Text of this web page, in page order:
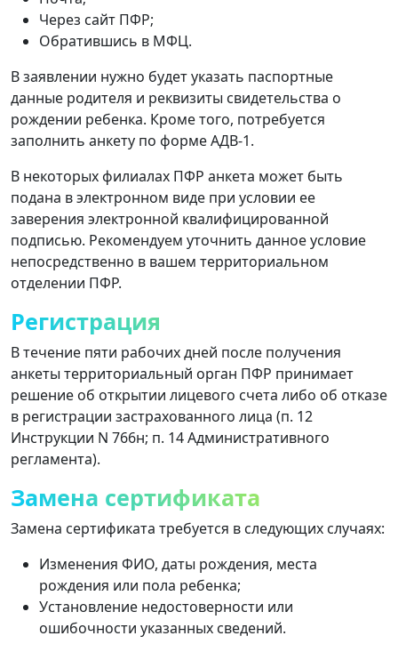
Через сайт ПФР;
Обратившись в МФЦ.
В заявлении нужно будет указать паспортные
данные родителя и реквизиты свидетельства о
рождении ребенка. Кроме того, потребуется
заполнить анкету по форме АДВ-1.
В некоторых филиалах ПФР анкета может быть
подана в электронном виде при условии ее
заверения электронной квалифицированной
подписью. Рекомендуем уточнить данное условие
непосредственно в вашем территориальном
отделении ПФР.
Регистрация
В течение пяти рабочих дней после получения
анкеты территориальный орган ПФР принимает
решение об открытии лицевого счета либо об отказе
в регистрации застрахованного лица (п. 12
Инструкции N 766н; п. 14 Административного
регламента).
Замена сертификата
Замена сертификата требуется в следующих случаях:
Изменения ФИО, даты рождения, места
рождения или пола ребенка;
Установление недостоверности или
ошибочности указанных сведений.